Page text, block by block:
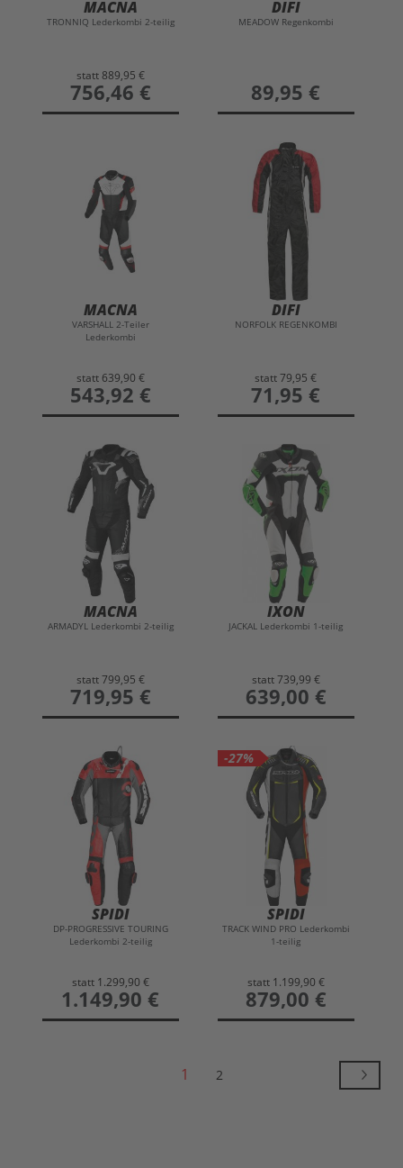
MACNA
TRONNIQ Lederkombi 2-teilig
statt 889,95 €
preis
756,46 €
DIFI
MEADOW Regenkombi
preis
89,95 €
MACNA
VARSHALL 2-Teiler
Lederkombi
statt 639,90 €
preis
543,92 €
DIFI
NORFOLK REGENKOMBI
statt79,95 €
preis
71,95 €
MACNA
ARMADYL Lederkombi 2-teilig
statt 799,95 €
preis
719,95 €
IXON
JACKAL Lederkombi 1-teilig
statt 739,99 €
preis
639,00 €
SPIDI
DP-PROGRESSIVE TOURING
Lederkombi 2-teilig
statt 1.299,90 €
preis
1.149,90 €
-27%
SPIDI
TRACK WIND PRO Lederkombi
1-teilig
statt 1.199,90 €
preis
879,00 €
1 2